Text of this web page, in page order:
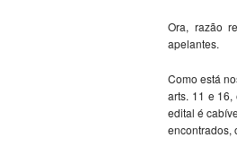
Ora, razão
apelantes.
Como está
arts. 11 e 16,
edital é
encontrados,